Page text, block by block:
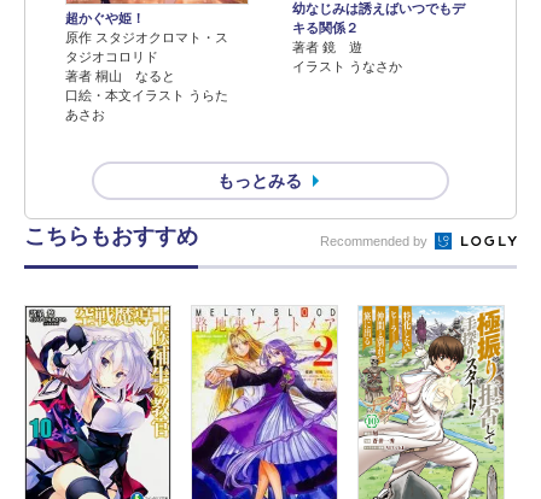
超かぐや姫！
原作 スタジオクロマト・ス
タジオコロリド
著者 桐山 なると
口絵・本文イラスト うらた
あさお
幼なじみは誘えばいつでもデ
キる関係２
著者 鏡 遊
イラスト うなさか
もっとみる
こちらもおすすめ Recommended by